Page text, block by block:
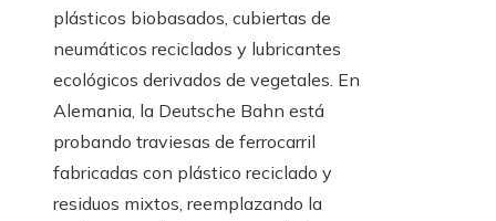
plásticos biobasados, cubiertas de
neumáticos reciclados y lubricantes
ecológicos derivados de vegetales. En
Alemania, la Deutsche Bahn está
probando traviesas de ferrocarril
fabricadas con plástico reciclado y
residuos mixtos, reemplazando la